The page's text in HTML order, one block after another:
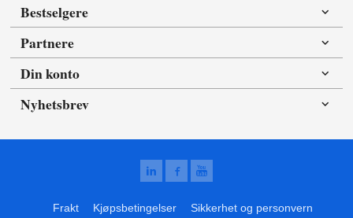
Bestselgere
Partnere
Din konto
Nyhetsbrev
Frakt Kjøpsbetingelser Sikkerhet og personvern